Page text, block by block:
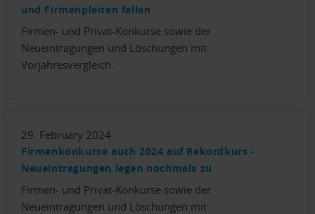
und Firmenpleiten fallen
Firmen- und Privat-Konkurse sowie der
Neueintragungen und Löschungen mit
Vorjahresvergleich.
29. February 2024
Firmenkonkurse auch 2024 auf Rekordkurs -
Neueintragungen legen nochmals zu
Firmen- und Privat-Konkurse sowie der
Neueintragungen und Löschungen mit